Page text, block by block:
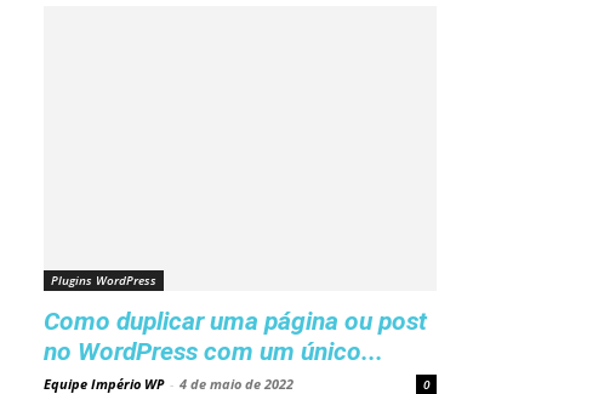
Plugins WordPress
Como duplicar uma página ou post
no WordPress com um único...
Equipe Império WP - 4 de maio de 2022 0